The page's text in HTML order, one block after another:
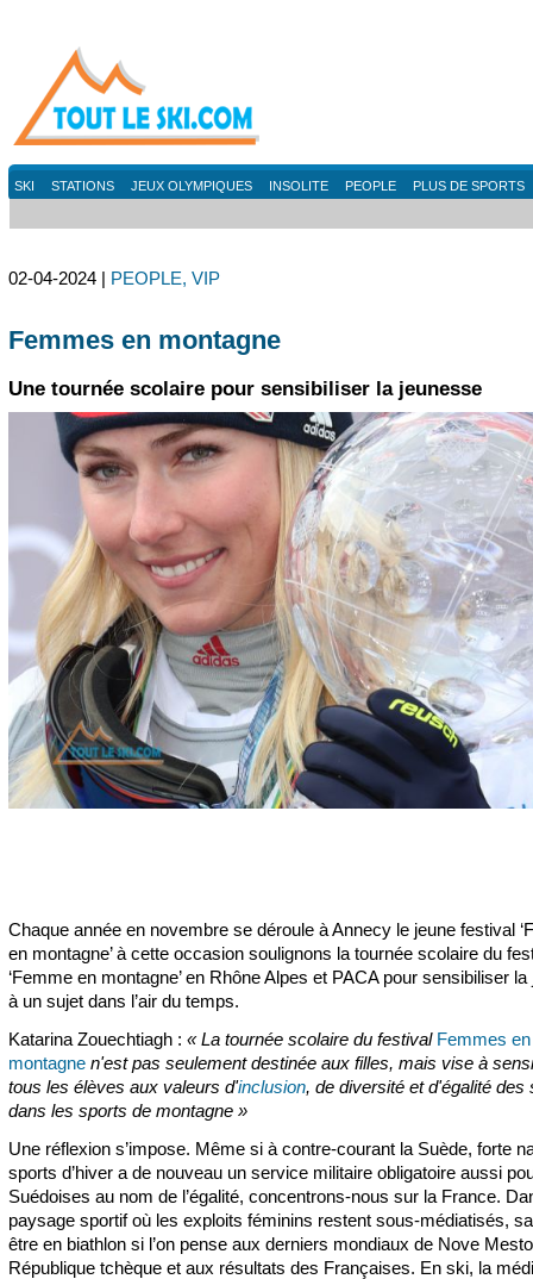
SKI STATIONS JEUX OLYMPIQUES INSOLITE PEOPLE PLUS DE SPORTS
02-04-2024 | PEOPLE, VIP
Femmes en montagne
Une tournée scolaire pour sensibiliser la jeunesse
Chaque année en novembre se déroule à Annecy le jeune festival
en montagne’ à cette occasion soulignons la tournée scolaire du
‘Femme en montagne’ en Rhône Alpes et PACA pour sensibiliser
à un sujet dans l’air du temps.
Katarina Zouechtiagh : « La tournée scolaire du festival Femmes en
montagne n'est pas seulement destinée aux filles, mais vise à
tous les élèves aux valeurs d'inclusion, de diversité et d'égalité des
dans les sports de montagne »
Une réflexion s’impose. Même si à contre-courant la Suède, forte
sports d’hiver a de nouveau un service militaire obligatoire aussi
Suédoises au nom de l’égalité, concentrons-nous sur la France.
paysage sportif où les exploits féminins restent sous-médiatisés,
être en biathlon si l’on pense aux derniers mondiaux de Nove
République tchèque et aux résultats des Françaises. En ski, la